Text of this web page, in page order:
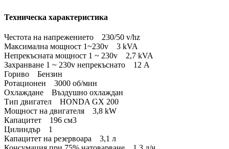
Техническа характеристика
Честота на напрежението 230/50 v/hz
Максимална мощност 1~230v 3 kVA
Непрекъсната мощност 1 ~ 230v 2,7 kVA
Захранване 1 ~ 230v непрекъснато 12 A
Гориво Бензин
Ротационен 3000 об/мин
Охлаждане Въздушно охлаждан
Тип двигател HONDA GX 200
Мощност на двигателя 3,8 kW
Капацитет 196 см3
Цилиндър 1
Капацитет на резервоара 3,1 л